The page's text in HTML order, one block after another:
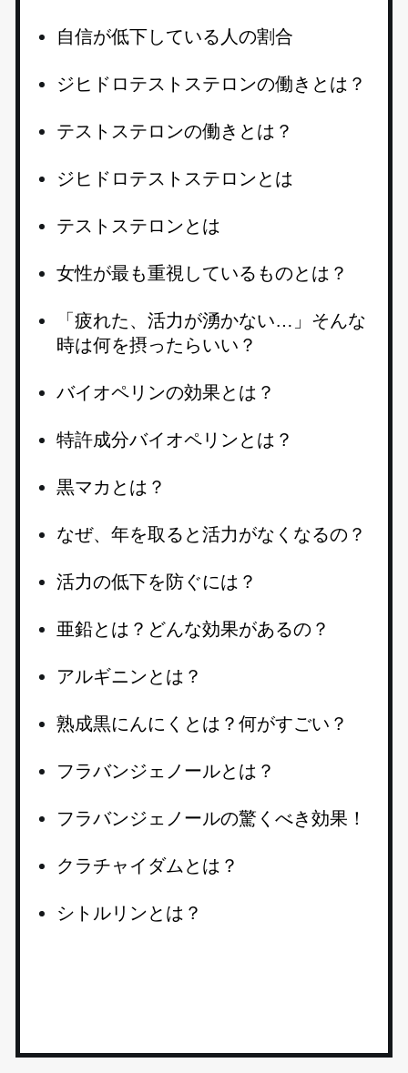
自信が低下している人の割合
ジヒドロテストステロンの働きとは？
テストステロンの働きとは？
ジヒドロテストステロンとは
テストステロンとは
女性が最も重視しているものとは？
「疲れた、活力が湧かない…」そんな
時は何を摂ったらいい？
バイオペリンの効果とは？
特許成分バイオペリンとは？
黒マカとは？
なぜ、年を取ると活力がなくなるの？
活力の低下を防ぐには？
亜鉛とは？どんな効果があるの？
アルギニンとは？
熟成黒にんにくとは？何がすごい？
フラバンジェノールとは？
フラバンジェノールの驚くべき効果！
クラチャイダムとは？
シトルリンとは？